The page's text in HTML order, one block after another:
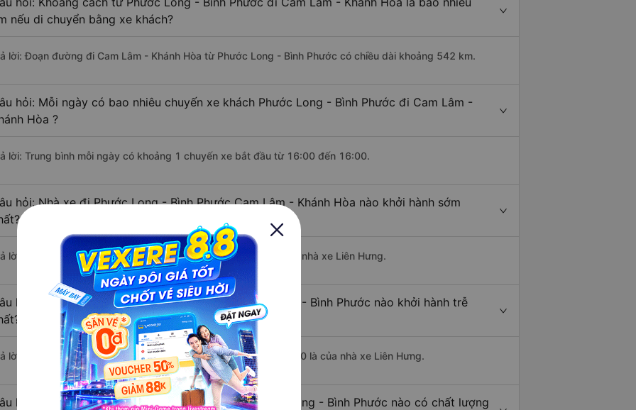
nếu di chuyển bằng xe khách?
lời: Đoạn đường đi Cam Lâm - Khánh Hòa từ Phước Long - Bình Phước có chiều dài khoảng 542 km.
hỏi: Mỗi ngày có bao nhiêu chuyến xe khách Phước Long - Bình Phước đi Cam Lâm -
Hòa ?
lời: Trung bình mỗi ngày có khoảng 1 chuyến xe bắt đầu từ 16:00 đến 16:00.
hỏi: Nhà xe đi Phước Long - Bình Phước Cam Lâm - Khánh Hòa nào khởi hành sớm
lời: Chuyến xe có giờ xuất phát sớm nhất vào lúc 16:00 là của nhà xe Liên Hưng.
hỏi: Nhà xe đi Cam Lâm - Khánh Hòa từ Phước Long - Bình Phước nào khởi hành trễ
lời: Chuyến xe có giờ xuất phát trễ (muộn) nhất là vào lúc 16:00 là của nhà xe Liên Hưng.
hỏi: Review xe đi Cam Lâm - Khánh Hòa từ Phước Long - Bình Phước nào có chất lượng